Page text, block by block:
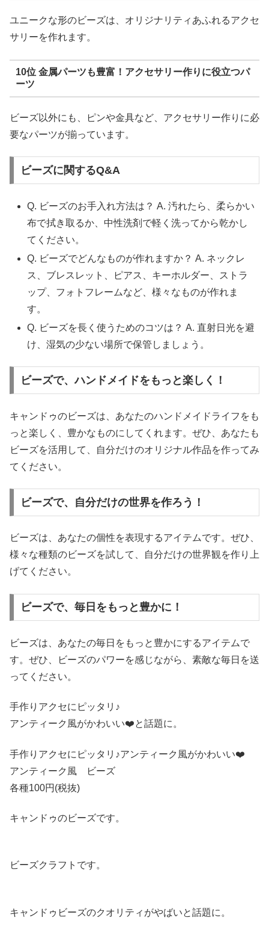
ユニークな形のビーズは、オリジナリティあふれるアクセ
サリーを作れます。
10位 金属パーツも豊富！アクセサリー作りに役立つパ
ーツ
ビーズ以外にも、ピンや金具など、アクセサリー作りに必
要なパーツが揃っています。
ビーズに関するQ&A
Q. ビーズのお手入れ方法は？ A. 汚れたら、柔らかい
布で拭き取るか、中性洗剤で軽く洗ってから乾かし
てください。
Q. ビーズでどんなものが作れますか？ A. ネックレ
ス、ブレスレット、ピアス、キーホルダー、ストラ
ップ、フォトフレームなど、様々なものが作れま
す。
Q. ビーズを長く使うためのコツは？ A. 直射日光を避
け、湿気の少ない場所で保管しましょう。
ビーズで、ハンドメイドをもっと楽しく！
キャンドゥのビーズは、あなたのハンドメイドライフをも
っと楽しく、豊かなものにしてくれます。ぜひ、あなたも
ビーズを活用して、自分だけのオリジナル作品を作ってみ
てください。
ビーズで、自分だけの世界を作ろう！
ビーズは、あなたの個性を表現するアイテムです。ぜひ、
様々な種類のビーズを試して、自分だけの世界観を作り上
げてください。
ビーズで、毎日をもっと豊かに！
ビーズは、あなたの毎日をもっと豊かにするアイテムで
す。ぜひ、ビーズのパワーを感じながら、素敵な毎日を送
ってください。
手作りアクセにピッタリ♪
アンティーク風がかわいい❤️と話題に。
手作りアクセにピッタリ♪アンティーク風がかわいい❤️
アンティーク風 ビーズ
各種100円(税抜)
キャンドゥのビーズです。
ビーズクラフトです。
キャンドゥビーズのクオリティがやばいと話題に。